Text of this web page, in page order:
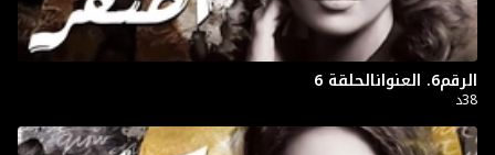
الرقم6. العنوانالحلقة 6
38د